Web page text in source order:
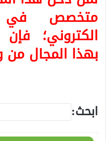
متخصص في
الكتروني؛
بهذا المجال
ابحث: